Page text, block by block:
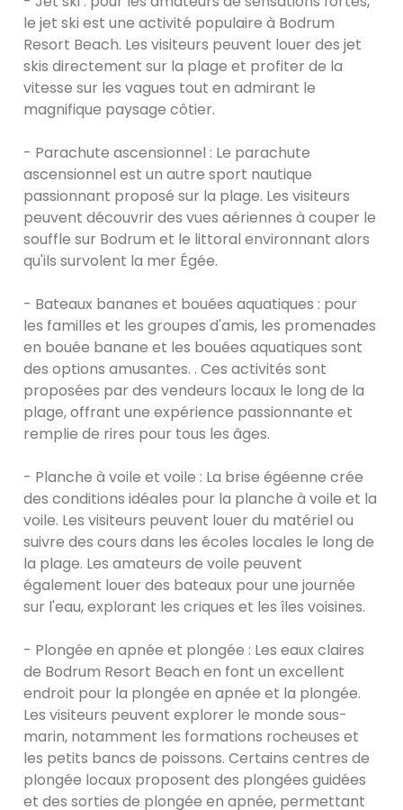
le jet ski est une activité populaire à Bodrum
Resort Beach. Les visiteurs peuvent louer des jet
skis directement sur la plage et profiter de la
vitesse sur les vagues tout en admirant le
magnifique paysage côtier.
- Parachute ascensionnel : Le parachute
ascensionnel est un autre sport nautique
passionnant proposé sur la plage. Les visiteurs
peuvent découvrir des vues aériennes à couper le
souffle sur Bodrum et le littoral environnant alors
qu'ils survolent la mer Égée.
- Bateaux bananes et bouées aquatiques : pour
les familles et les groupes d'amis, les promenades
en bouée banane et les bouées aquatiques sont
des options amusantes. . Ces activités sont
proposées par des vendeurs locaux le long de la
plage, offrant une expérience passionnante et
remplie de rires pour tous les âges.
- Planche à voile et voile : La brise égéenne crée
des conditions idéales pour la planche à voile et la
voile. Les visiteurs peuvent louer du matériel ou
suivre des cours dans les écoles locales le long de
la plage. Les amateurs de voile peuvent
également louer des bateaux pour une journée
sur l'eau, explorant les criques et les îles voisines.
- Plongée en apnée et plongée : Les eaux claires
de Bodrum Resort Beach en font un excellent
endroit pour la plongée en apnée et la plongée.
Les visiteurs peuvent explorer le monde sous-
marin, notamment les formations rocheuses et
les petits bancs de poissons. Certains centres de
plongée locaux proposent des plongées guidées
et des sorties de plongée en apnée, permettant